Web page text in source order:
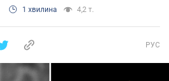
1 хвилина 4,2 т.
РУС